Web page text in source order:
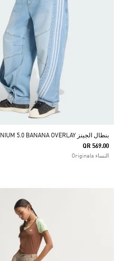
بنطال الجينز ADILENIUM 5.0 BANANA OVERLAY
QR 569.00
النساء Originals